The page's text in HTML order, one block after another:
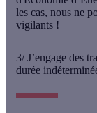
les cas, nous ne
vigilants !
3/ J’engage des
durée